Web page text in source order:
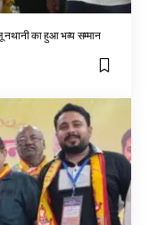
नथानी का हुआ भव्य सम्मान